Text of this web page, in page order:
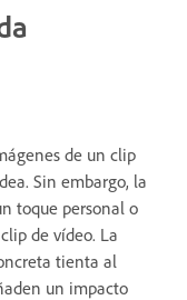
de un clip
Sin embargo, la
toque personal o
de vídeo. La
tienta al
un impacto